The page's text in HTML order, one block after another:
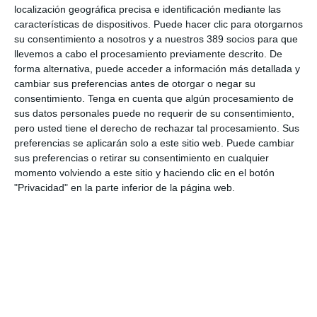
localización geográfica precisa e identificación mediante las
características de dispositivos. Puede hacer clic para otorgarnos
su consentimiento a nosotros y a nuestros 389 socios para que
llevemos a cabo el procesamiento previamente descrito. De
forma alternativa, puede acceder a información más detallada y
cambiar sus preferencias antes de otorgar o negar su
consentimiento. Tenga en cuenta que algún procesamiento de
sus datos personales puede no requerir de su consentimiento,
pero usted tiene el derecho de rechazar tal procesamiento. Sus
preferencias se aplicarán solo a este sitio web. Puede cambiar
sus preferencias o retirar su consentimiento en cualquier
momento volviendo a este sitio y haciendo clic en el botón
"Privacidad" en la parte inferior de la página web.
afirmó. Por otro lado apostó por lasencillez , de tal forma que
se eviten las malas interpretaciones que pueden llevar a
conflictos. Ponsoda considera también que el mercado de
particulares aún tiene mucho recorrido a pesar de que el
escenario ha cambiado mucho en los últimos tiempos. Para
conquistarlo hay que “ofrecer algo mejor y diferente”. El
responsable de ‘nuevos productos’ dedicó también parte de su
tiempo a animar a trabajar con las empresas. “Tenemos que
aumentar nuestra cartera de empresas” creando productos de
calidad. De nuevo pidió la colaboración de la red para
identificar las necesidades y poder hacer propuestas a las
compañías.Punto que comparteVictoriano Merelas
tiene claro que hay que estudiar el mercado para conocer a
dónde se dirige. Para ello conocer lo que piensan nuestros